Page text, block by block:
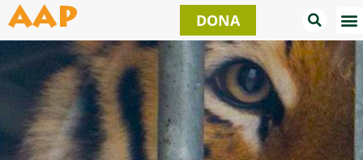
al
contenido
AAP DONA